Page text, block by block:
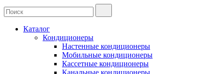
Каталог
Кондиционеры
Настенные кондиционеры
Мобильные кондиционеры
Кассетные кондиционеры
Канальные кондиционеры